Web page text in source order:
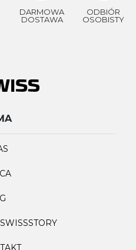
DARMOWA
DOSTAWA
ODBIÓR
OSOBISTY